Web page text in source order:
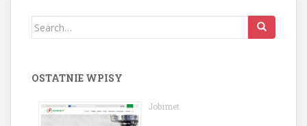
Search
OSTATNIE WPISY
Jobimet